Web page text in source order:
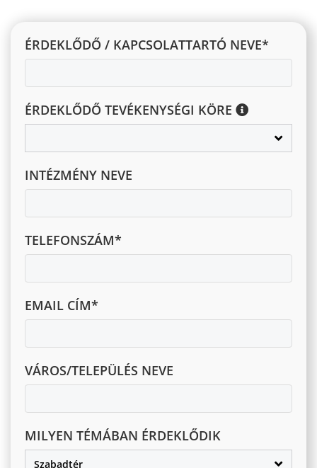
ÉRDEKLŐDŐ / KAPCSOLATTARTÓ NEVE*
ÉRDEKLŐDŐ TEVÉKENYSÉGI KÖRE
INTÉZMÉNY NEVE
TELEFONSZÁM*
EMAIL CÍM*
VÁROS/TELEPÜLÉS NEVE
MILYEN TÉMÁBAN ÉRDEKLŐDIK
Szabadtér